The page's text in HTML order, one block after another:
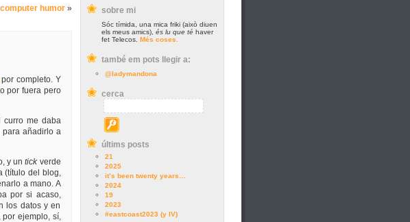
sobre mi
Sóc tímida, una mica friki (això diuen
els meus amics), és lu que téhaver
fet Telecos. Més coses.
també em pots llegir a:
@ladymandona
cerca
últims posts
21
2025
it’s been twenty years…
2024
19
2023
#eastcoast2023 (y IV)
humor»
por completo. Y
por fuera pero
curro me daba
añadirlo a
y untickverde
(título del blog,
a mano. A
por si acaso,
los datos y en
por ejemplo, sí,